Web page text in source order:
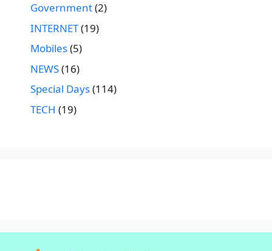
Government(2)
INTERNET(19)
Mobiles(5)
NEWS(16)
Special Days(114)
TECH (19)